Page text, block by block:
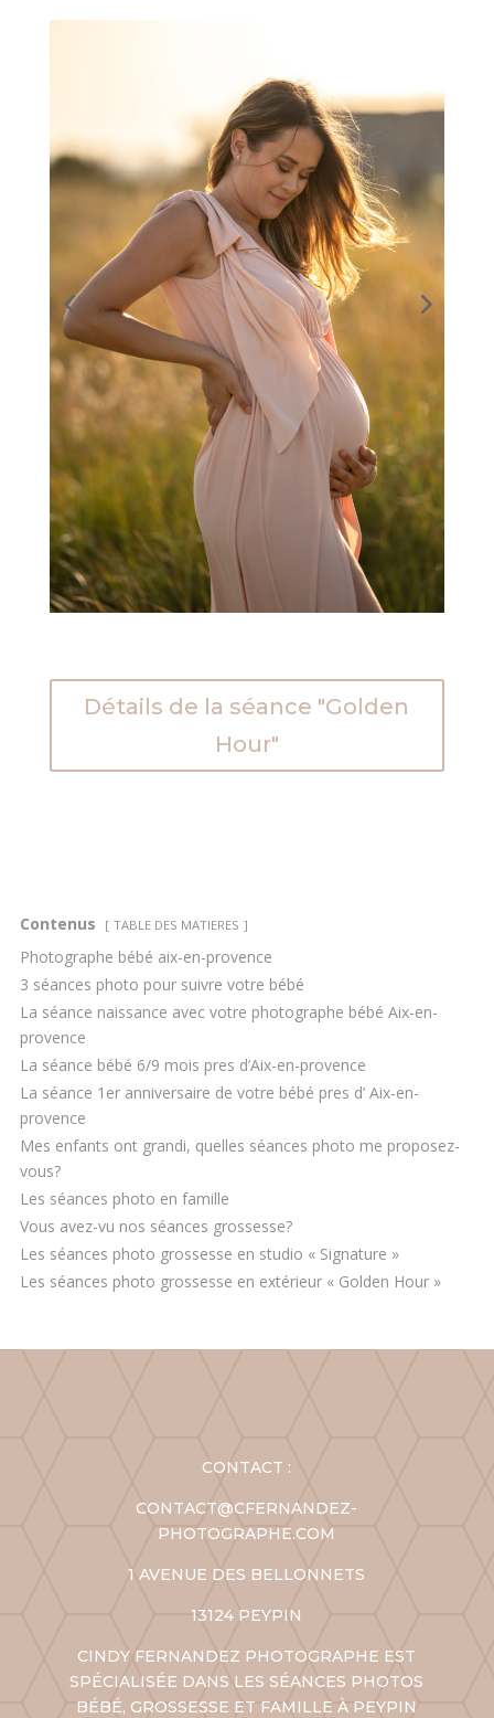
Détails de la séance "Golden
Hour"
Contenus TABLE DES MATIERES
Photographe bébé aix-en-provence
3 séances photo pour suivre votre bébé
La séance naissance avec votre photographe bébé Aix-en-
provence
La séance bébé 6/9 mois pres d’Aix-en-provence
La séance 1er anniversaire de votre bébé pres d’ Aix-en-
provence
Mes enfants ont grandi, quelles séances photo me proposez-
vous?
Les séances photo en famille
Vous avez-vu nos séances grossesse?
Les séances photo grossesse en studio « Signature »
Les séances photo grossesse en extérieur « Golden Hour »
CONTACT :
CONTACT@CFERNANDEZ-
PHOTOGRAPHE.COM
1 AVENUE DES BELLONNETS
13124 PEYPIN
CINDY FERNANDEZ PHOTOGRAPHE EST
SPÉCIALISÉE DANS LES SÉANCES PHOTOS
BÉBÉ, GROSSESSE ET FAMILLE À PEYPIN